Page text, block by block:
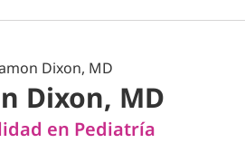
Dixon, MD
en Pediatría